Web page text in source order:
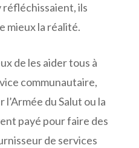
réfléchissaient, ils
mieux la réalité.
de les aider tous à
communautaire,
du Salut ou la
payé pour faire des
de services